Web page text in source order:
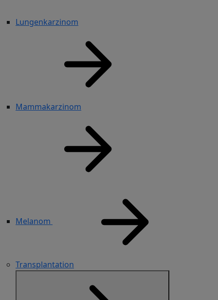
Lungenkarzinom
Mammakarzinom
Melanom
Transplantation